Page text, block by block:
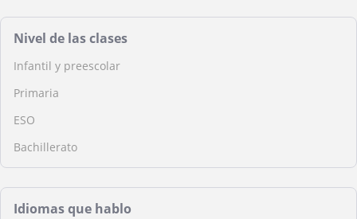
Nivel de las clases
Infantil y preescolar
Primaria
ESO
Bachillerato
Idiomas que hablo